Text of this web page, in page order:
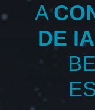
A
DE IA